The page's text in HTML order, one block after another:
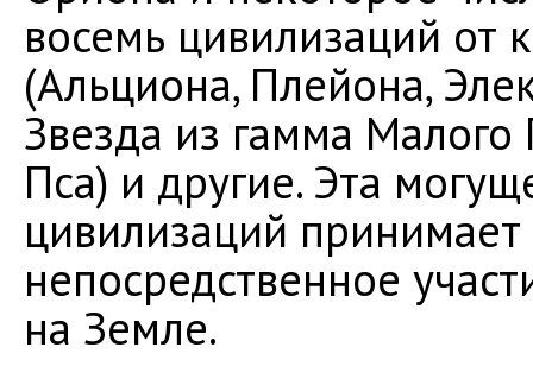
восемь цивилизаций от
(Альциона, Плейона,
Звезда из гамма
Пса) и другие. Эта
цивилизаций
непосредственное
на Земле.